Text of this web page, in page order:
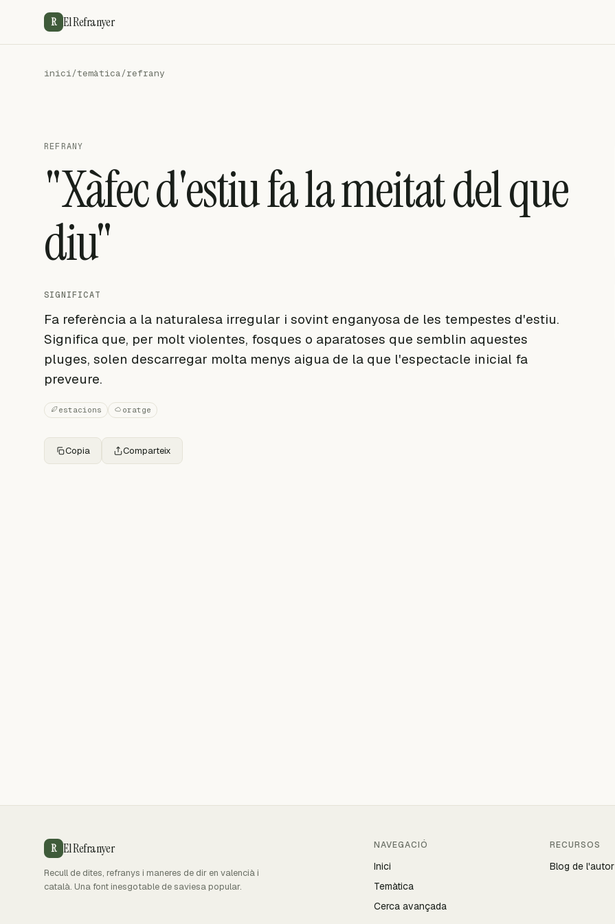
R El Refranyer
inici/temàtica/refrany
REFRANY
"Xàfec d'estiu fa la meitat del que
diu"
SIGNIFICAT
Fa referència a la naturalesa irregular i sovint enganyosa de les tempestes d'estiu.
Significa que, per molt violentes, fosques o aparatoses que semblin aquestes
pluges, solen descarregar molta menys aigua de la que l'espectacle inicial fa
preveure.
estacions oratge
Copia Comparteix
R El Refranyer
Recull de dites, refranys i maneres de dir en valencià i
català. Una font inesgotable de saviesa popular.
NAVEGACIÓ
Inici
Temàtica
Cerca avançada
RECURSOS
Blog de l'autor